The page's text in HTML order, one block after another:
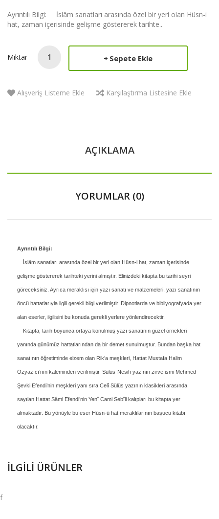
Ayrıntılı Bilgi: İslâm sanatları arasında özel bir yeri olan Hüsn-i
hat, zaman içerisinde gelişme göstererek tarihte..
Miktar Sepete Ekle
Alışveriş Listeme Ekle Karşılaştırma Listesine Ekle
AÇIKLAMA
YORUMLAR (0)
Ayrıntılı Bilgi:
İslâm sanatları arasında özel bir yeri olan Hüsn-i hat, zaman içerisinde
gelişme göstererek tarihteki yerini almıştır. Elinizdeki kitapta bu tarihi seyri
göreceksiniz. Ayrıca meraklısı için yazı sanatı ve malzemeleri, yazı sanatının
öncü hattatlarıyla ilgili gerekli bilgi verilmiştir. Dipnotlarda ve bibliyografyada yer
alan eserler, ilgilisini bu konuda gerekli yerlere yönlendirecektir.
Kitapta, tarih boyunca ortaya konulmuş yazı sanatının güzel örnekleri
yanında günümüz hattatlarından da bir demet sunulmuştur. Bundan başka hat
sanatının öğretiminde elzem olan Rik’a meşkleri, Hattat Mustafa Halim
Özyazıcı’nın kaleminden verilmiştir. Sülüs-Nesih yazının zirve ismi Mehmed
Şevki Efendi’nin meşkleri yanı sıra Celî Sülüs yazının klasikleri arasında
sayılan Hattat Sâmi Efendi’nin Yenî Cami Sebîli kalıpları bu kitapta yer
almaktadır. Bu yönüyle bu eser Hüsn-ü hat meraklılarının başucu kitabı
olacaktır.
İLGILI ÜRÜNLER
f